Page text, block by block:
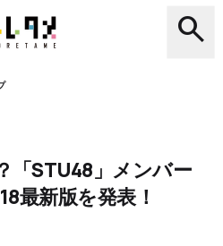
search
「STU48」メンバー
最新版を発表！